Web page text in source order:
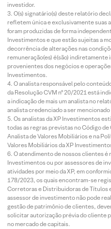
investidor.
O(s) signatário(s) deste relatório
refletem única e exclusivamente suas
foram produzidas de forma
Investimentos e que estão sujeitas a
decorrência de alterações nas
remuneração(es) é(são)
provenientes dos negócios e
Investimentos.
O analista responsável pelo
da Resolução CVM nº 20/2021 está
a indicação de mais um analista no
analista credenciado a ser
Os analistas da XP Investimentos
todas as regras previstas no Código
Analista de Valores Mobiliários e na
Valores Mobiliários da XP
O atendimento de nossos clientes é
Investimentos ou por assessores de
atividades por meio da XP, em
178/2023, os quais encontram-se
Corretoras e Distribuidoras de Títulos
assessor de investimento não pode
gestão de patrimônio de clientes,
solicitar autorização prévia do cliente
no mercado de capitais.